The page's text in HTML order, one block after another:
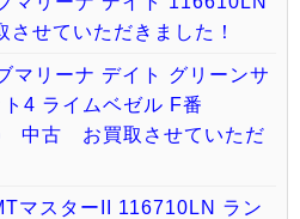
せていただきました！
マリーナ デイト グリーンサ
4 ライムベゼル F番
中古 お買取させていただ
マスターII 116710LN ラン